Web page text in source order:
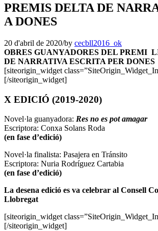
PREMIS DELTA DE
A DONES
20 d'abril de 2020/by cecbll2016_ok
OBRES GUANYADORES DEL PREMI
DE NARRATIVA ESCRITA PER DONES
[siteorigin_widget
[/siteorigin_widget]
X EDICIÓ (2019-2020)
Novel·la guanyadora: Res no es pot amagar
Escriptora: Conxa Solans Roda
(en fase d’edició)
Novel·la finalista: Pasajera en Tránsito
Escriptora: Nuria Rodríguez Cartabia
(en fase d’edició)
La desena edició es va celebrar al Consell
Llobregat
[siteorigin_widget
[/siteorigin_widget]